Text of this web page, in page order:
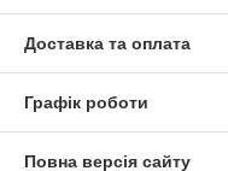
Доставка та оплата
Графік роботи
Повна версія сайту